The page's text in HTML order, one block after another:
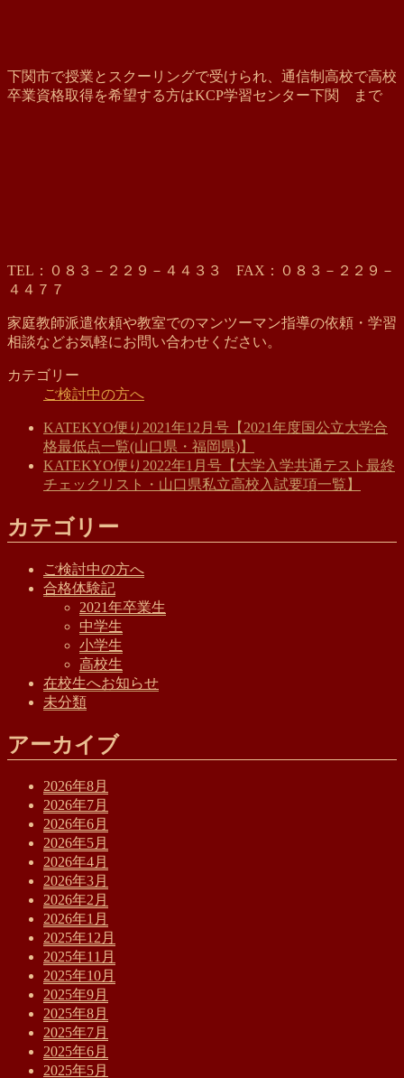
下関市で授業とスクーリングで受けられ、通信制高校で高校
卒業資格取得を希望する方はKCP学習センター下関 まで
TEL：０８３－２２９－４４３３ FAX：０８３－２２９－
４４７７
家庭教師派遣依頼や教室でのマンツーマン指導の依頼・学習
相談などお気軽にお問い合わせください。
カテゴリー
ご検討中の方へ
KATEKYO便り2021年12月号【2021年度国公立大学合
格最低点一覧(山口県・福岡県)】
KATEKYO便り2022年1月号【大学入学共通テスト最終
チェックリスト・山口県私立高校入試要項一覧】
カテゴリー
ご検討中の方へ
合格体験記
2021年卒業生
中学生
小学生
高校生
在校生へお知らせ
未分類
アーカイブ
2026年8月
2026年7月
2026年6月
2026年5月
2026年4月
2026年3月
2026年2月
2026年1月
2025年12月
2025年11月
2025年10月
2025年9月
2025年8月
2025年7月
2025年6月
2025年5月